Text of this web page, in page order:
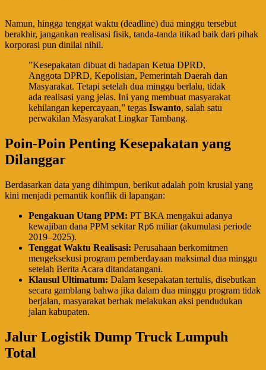
​Namun, hingga tenggat waktu (deadline) dua minggu tersebut
berakhir, jangankan realisasi fisik, tanda-tanda itikad baik dari pihak
korporasi pun dinilai nihil.
​”Kesepakatan dibuat di hadapan Ketua DPRD,
Anggota DPRD, Kepolisian, Pemerintah Daerah dan
Masyarakat. Tetapi setelah dua minggu berlalu, tidak
ada realisasi yang jelas. Ini yang membuat masyarakat
kehilangan kepercayaan,” tegas Iswanto, salah satu
perwakilan Masyarakat Lingkar Tambang.
​Poin-Poin Penting Kesepakatan yang
Dilanggar
​Berdasarkan data yang dihimpun, berikut adalah poin krusial yang
kini menjadi pemantik konflik di lapangan:
Pengakuan Utang PPM: PT BKA mengakui adanya
kewajiban dana PPM sekitar Rp6 miliar (akumulasi periode
2019–2025).
Tenggat Waktu Realisasi: Perusahaan berkomitmen
mengeksekusi program pemberdayaan maksimal dua minggu
setelah Berita Acara ditandatangani.
Klausul Ultimatum: Dalam kesepakatan tertulis, disebutkan
secara gamblang bahwa jika dalam dua minggu program tidak
berjalan, masyarakat berhak melakukan aksi pendudukan
jalan kabupaten.
​Jalur Logistik Dump Truck Lumpuh
Total